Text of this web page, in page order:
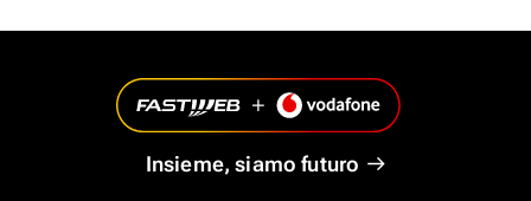
Insieme, siamo futuro